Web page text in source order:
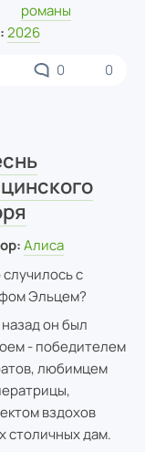
романы
2026
0 0
Алиса
с
Эльцем?
назад он был
- победителем
любимцем
вздохов
столичных дам.